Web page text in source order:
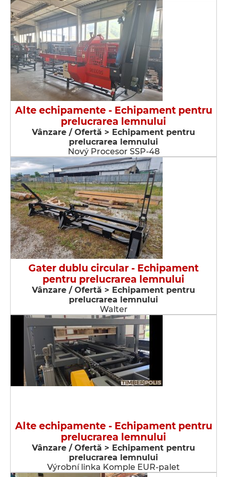
Alte echipamente - Echipament pentru
prelucrarea lemnului
Vânzare / Ofertă > Echipament pentru
prelucrarea lemnului
Nový Procesor SSP-48
Gater dublu circular - Echipament
pentru prelucrarea lemnului
Vânzare / Ofertă > Echipament pentru
prelucrarea lemnului
Walter
Alte echipamente - Echipament pentru
prelucrarea lemnului
Vânzare / Ofertă > Echipament pentru
prelucrarea lemnului
Výrobní linka Komple EUR-palet